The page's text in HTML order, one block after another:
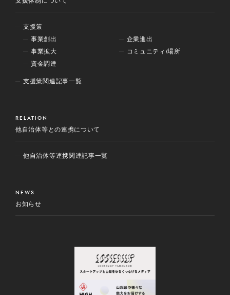
支援策
事業創出
事業拡大
資金調達
企業進出
コミュニティ/場所
支援策関連記事一覧
RELATION
他自治体等との連携について
他自治体等連携関連記事一覧
NEWS
お知らせ